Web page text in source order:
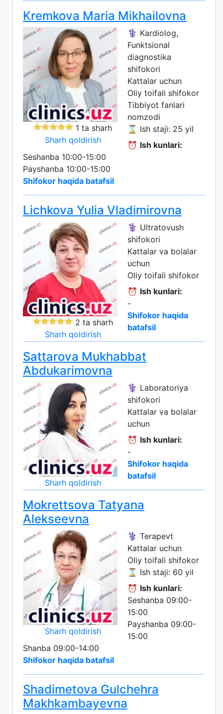
Kremkova Maria Mikhailovna
1 ta sharh
Sharh qoldirish
⚕️ Kardiolog,
Funktsional
diagnostika
shifokori
Kattalar uchun
Oliy toifali shifokor
Tibbiyot fanlari
nomzodi
⌛ Ish staji: 25 yil
⏰ Ish kunlari:
Seshanba 10:00-15:00
Payshanba 10:00-15:00
Shifokor haqida batafsil
Lichkova Yulia Vladimirovna
2 ta sharh
Sharh qoldirish
⚕️ Ultratovush
shifokori
Kattalar va bolalar
uchun
Oliy toifali shifokor
⏰ Ish kunlari:
-
Shifokor haqida
batafsil
Sattarova Mukhabbat
Abdukarimovna
Sharh qoldirish
⚕️ Laboratoriya
shifokori
Kattalar va bolalar
uchun
⏰ Ish kunlari:
-
Shifokor haqida
batafsil
Mokrettsova Tatyana
Alekseevna
Sharh qoldirish
⚕️ Terapevt
Kattalar uchun
Oliy toifali shifokor
⌛ Ish staji: 60 yil
⏰ Ish kunlari:
Seshanba 09:00-
15:00
Payshanba 09:00-
15:00
Shanba 09:00-14:00
Shifokor haqida batafsil
Shadimetova Gulchehra
Makhkambayevna